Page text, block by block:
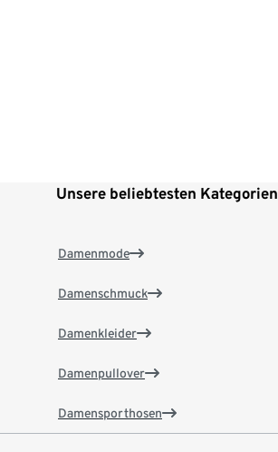
Unsere beliebtesten Kategorien
Damenmode
Damenschmuck
Damenkleider
Damenpullover
Damensporthosen